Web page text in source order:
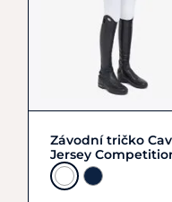
140 146
Závodní tričko
Jersey